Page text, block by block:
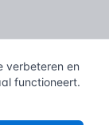
. Alle rechten
verbeteren en
functioneert.